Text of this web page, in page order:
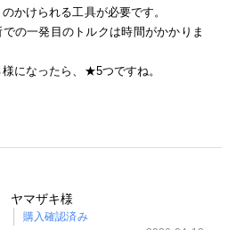
かけられる工具が必要です。
の一発目のトルクは時間がかかりま
になったら、★5つですね。
ヤマザキ様
購入確認済み